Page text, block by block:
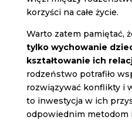
korzyści na całe życie.
Warto zatem pamiętać,
tylko wychowanie
kształtowanie ich
rodzeństwo potrafiło
rozwiązywać konflikty i
to inwestycja w ich
odpowiednim metodom